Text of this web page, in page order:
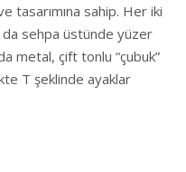
tasarımına sahip. Her iki
da sehpa üstünde yüzer
metal, çift tonlu “çubuk”
T şeklinde ayaklar